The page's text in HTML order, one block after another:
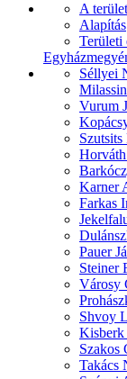
A
Alapítás
Területi
Séllyei
Vurum
Horváth
Karner
Farkas
Pauer
Steiner
Városy
Shvoy
Kisberk
Szakos
Takács